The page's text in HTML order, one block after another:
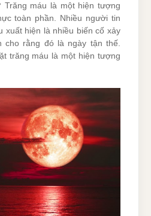
Trăng máu là một hiện tượng
toàn phần. Nhiều người tin
xuất hiện là nhiều biến cố xảy
​​cho rằng đó là ngày tận thế.
trăng máu là một hiện tượng